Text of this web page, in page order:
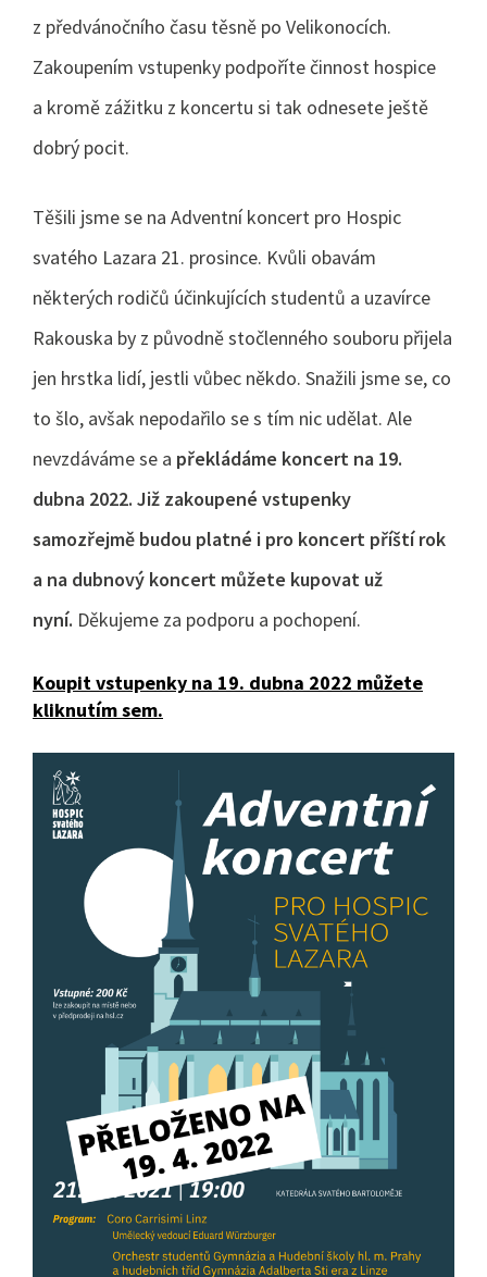
z předvánočního času těsně po Velikonocích.
Zakoupením vstupenky podpoříte činnost hospice
a kromě zážitku z koncertu si tak odnesete ještě
dobrý pocit.
Těšili jsme se na Adventní koncert pro Hospic
svatého Lazara 21. prosince. Kvůli obavám
některých rodičů účinkujících studentů a uzavírce
Rakouska by z původně stočlenného souboru přijela
jen hrstka lidí, jestli vůbec někdo. Snažili jsme se, co
to šlo, avšak nepodařilo se s tím nic udělat. Ale
nevzdáváme se a překládáme koncert na 19.
dubna 2022. Již zakoupené vstupenky
samozřejmě budou platné i pro koncert příští rok
a na dubnový koncert můžete kupovat už
nyní. Děkujeme za podporu a pochopení.
Koupit vstupenky na 19. dubna 2022 můžete
kliknutím sem.